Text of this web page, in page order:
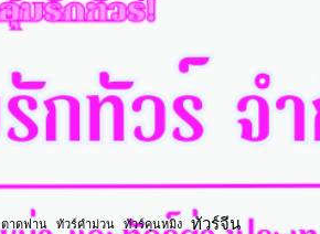
ตาดฟาน ทัวร์คำม่วน ทัวร์คุนหมิง ทัวร์จีน